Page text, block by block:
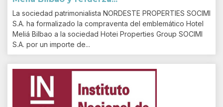
La sociedad patrimonialista NORDESTE PROPERTIES SOCIMI
S.A. ha formalizado la compraventa del emblemático Hotel
Meliá Bilbao a la sociedad Hotei Properties Group SOCIMI
S.A. por un importe de...